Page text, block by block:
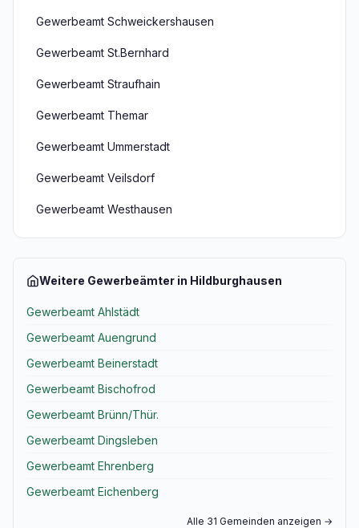
Gewerbeamt Schweickershausen
Gewerbeamt St.Bernhard
Gewerbeamt Straufhain
Gewerbeamt Themar
Gewerbeamt Ummerstadt
Gewerbeamt Veilsdorf
Gewerbeamt Westhausen
Weitere Gewerbeämter in Hildburghausen
Gewerbeamt Ahlstädt
Gewerbeamt Auengrund
Gewerbeamt Beinerstadt
Gewerbeamt Bischofrod
Gewerbeamt Brünn/Thür.
Gewerbeamt Dingsleben
Gewerbeamt Ehrenberg
Gewerbeamt Eichenberg
Alle 31 Gemeinden anzeigen →